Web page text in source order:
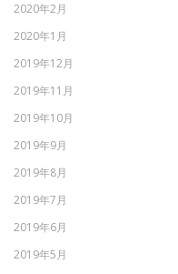
2020年2月
2020年1月
2019年12月
2019年11月
2019年10月
2019年9月
2019年8月
2019年7月
2019年6月
2019年5月